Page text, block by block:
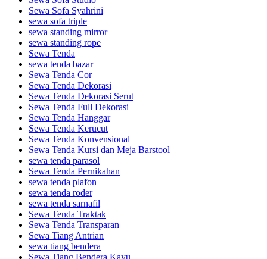
Sewa Sofa Syahrini
sewa sofa triple
sewa standing mirror
sewa standing rope
Sewa Tenda
sewa tenda bazar
Sewa Tenda Cor
Sewa Tenda Dekorasi
Sewa Tenda Dekorasi Serut
Sewa Tenda Full Dekorasi
Sewa Tenda Hanggar
Sewa Tenda Kerucut
Sewa Tenda Konvensional
Sewa Tenda Kursi dan Meja Barstool
sewa tenda parasol
Sewa Tenda Pernikahan
sewa tenda plafon
sewa tenda roder
sewa tenda sarnafil
Sewa Tenda Traktak
Sewa Tenda Transparan
Sewa Tiang Antrian
sewa tiang bendera